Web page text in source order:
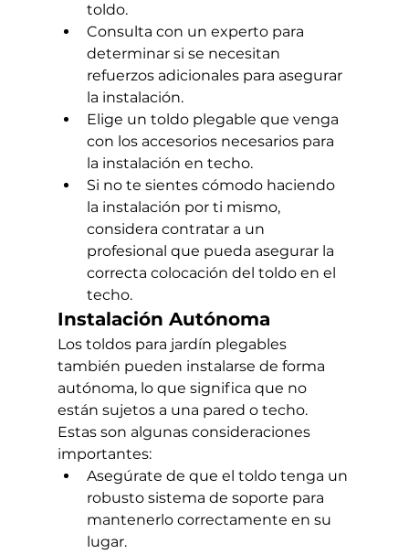
toldo.
Consulta con un experto para
determinar si se necesitan
refuerzos adicionales para asegurar
la instalación.
Elige un toldo plegable que venga
con los accesorios necesarios para
la instalación en techo.
Si no te sientes cómodo haciendo
la instalación por ti mismo,
considera contratar a un
profesional que pueda asegurar la
correcta colocación del toldo en el
techo.
Instalación Autónoma
Los toldos para jardín plegables
también pueden instalarse de forma
autónoma, lo que significa que no
están sujetos a una pared o techo.
Estas son algunas consideraciones
importantes:
Asegúrate de que el toldo tenga un
robusto sistema de soporte para
mantenerlo correctamente en su
lugar.